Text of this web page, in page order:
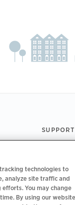
SUPPORT
Driver
Trust
technologies to
analyze site traffic and
You may change
By using our website